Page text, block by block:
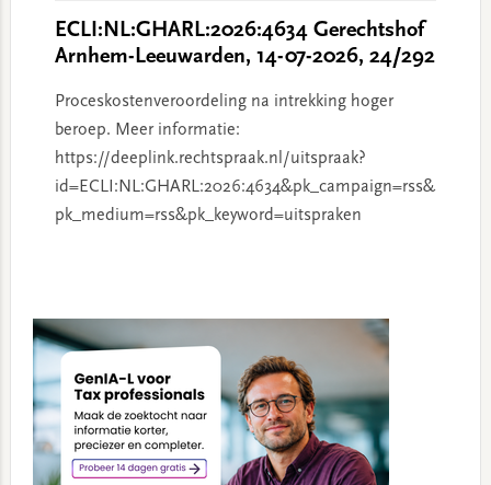
ECLI:NL:GHARL:2026:4634 Gerechtshof
Arnhem-Leeuwarden, 14-07-2026, 24/292
Proceskostenveroordeling na intrekking hoger
beroep. Meer informatie:
https://deeplink.rechtspraak.nl/uitspraak?
id=ECLI:NL:GHARL:2026:4634&pk_campaign=rss&
pk_medium=rss&pk_keyword=uitspraken
Sidebar